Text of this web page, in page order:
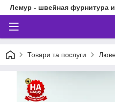
Лемур - швейная фурнитура и
Товари та послуги